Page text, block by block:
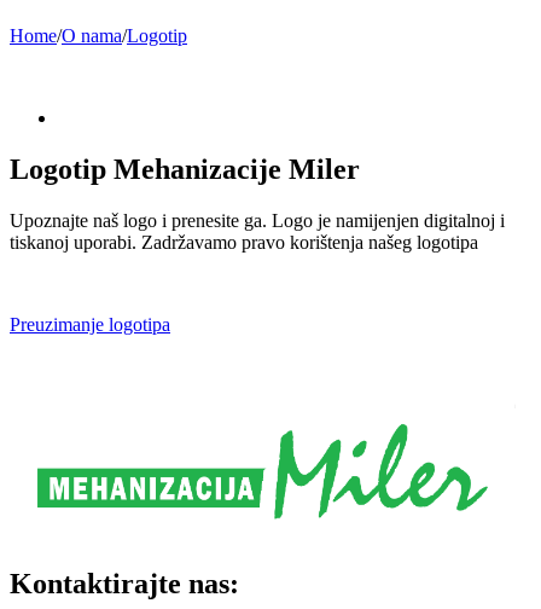
Home/O nama/Logotip
Logotip Mehanizacije Miler
Upoznajte naš logo i prenesite ga. Logo je namijenjen digitalnoj i
tiskanoj uporabi. Zadržavamo pravo korištenja našeg logotipa
Preuzimanje logotipa
Kontaktirajte nas: